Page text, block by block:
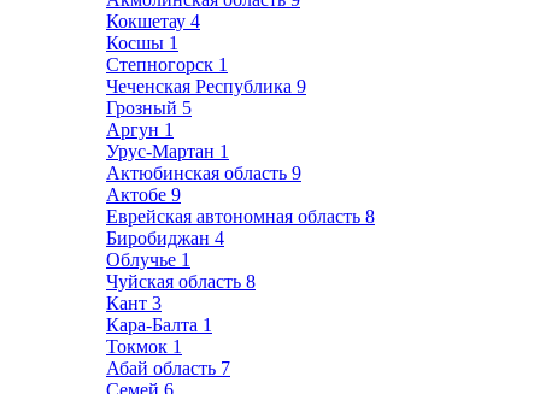
Кокшетау 4
Косшы 1
Степногорск 1
Чеченская Республика 9
Грозный 5
Аргун 1
Урус-Мартан 1
Актюбинская область 9
Актобе 9
Еврейская автономная область 8
Биробиджан 4
Облучье 1
Чуйская область 8
Кант 3
Кара-Балта 1
Токмок 1
Абай область 7
Семей 6